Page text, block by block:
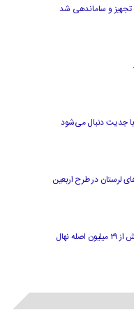
با جدیت دنبال می‌شود
نهال